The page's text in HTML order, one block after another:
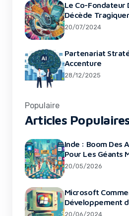
Le Co-Fondateur
Décède
20/07/2024
Partenariat
Accenture
28/12/2025
Populaire
Articles
Inde : Boom Des
Pour Les Géants
20/05/2026
Microsoft
Développement
20/06/2024